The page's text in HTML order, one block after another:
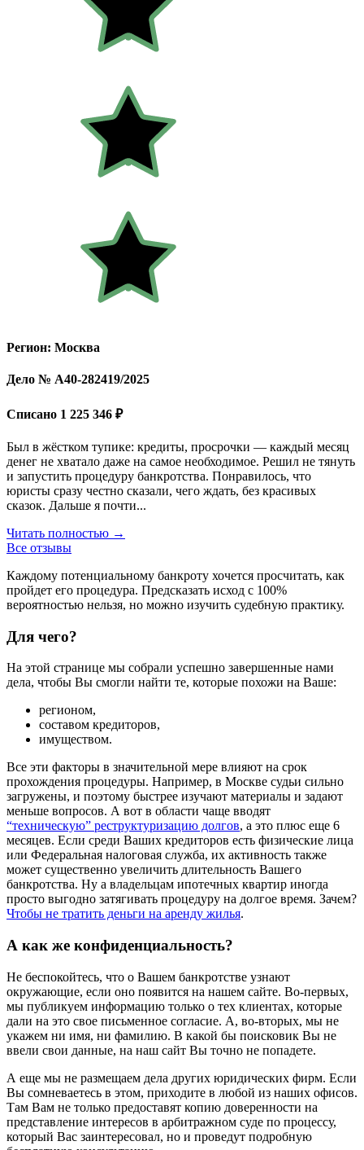
Регион: Москва
Дело № А40-282419/2025
Списано 1 225 346 ₽
Был в жёстком тупике: кредиты, просрочки — каждый месяц
денег не хватало даже на самое необходимое. Решил не тянуть
и запустить процедуру банкротства. Понравилось, что
юристы сразу честно сказали, чего ждать, без красивых
сказок. Дальше я почти...
Читать полностью →
Все отзывы
Каждому потенциальному банкроту хочется просчитать, как
пройдет его процедура. Предсказать исход с 100%
вероятностью нельзя, но можно изучить судебную практику.
Для чего?
На этой странице мы собрали успешно завершенные нами
дела, чтобы Вы смогли найти те, которые похожи на Ваше:
регионом,
составом кредиторов,
имуществом.
Все эти факторы в значительной мере влияют на срок
прохождения процедуры. Например, в Москве судьи сильно
загружены, и поэтому быстрее изучают материалы и задают
меньше вопросов. А вот в области чаще вводят
“техническую” реструктуризацию долгов, а это плюс еще 6
месяцев. Если среди Ваших кредиторов есть физические лица
или Федеральная налоговая служба, их активность также
может существенно увеличить длительность Вашего
банкротства. Ну а владельцам ипотечных квартир иногда
просто выгодно затягивать процедуру на долгое время. Зачем?
Чтобы не тратить деньги на аренду жилья.
А как же конфиденциальность?
Не беспокойтесь, что о Вашем банкротстве узнают
окружающие, если оно появится на нашем сайте. Во-первых,
мы публикуем информацию только о тех клиентах, которые
дали на это свое письменное согласие. А, во-вторых, мы не
укажем ни имя, ни фамилию. В какой бы поисковик Вы не
ввели свои данные, на наш сайт Вы точно не попадете.
А еще мы не размещаем дела других юридических фирм. Если
Вы сомневаетесь в этом, приходите в любой из наших офисов.
Там Вам не только предоставят копию доверенности на
представление интересов в арбитражном суде по процессу,
который Вас заинтересовал, но и проведут подробную